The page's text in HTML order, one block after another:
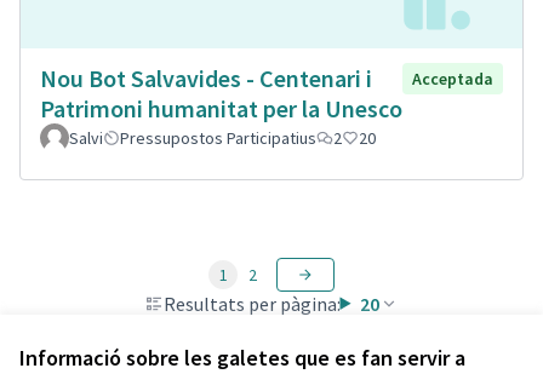
Informació sobre les galetes que es fan servir a
Nou Bot Salvavides - Centenari i
Patrimoni humanitat per la Unesco
Acceptada
Salvi Pressupostos Participatius 2 20
Resultats per pàgina: 20
1 2